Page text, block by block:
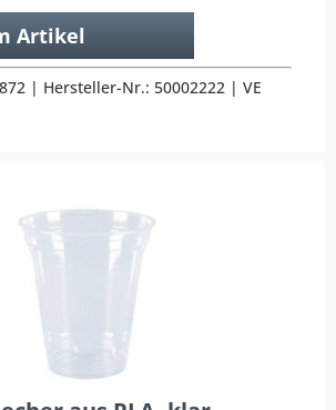
Artikel
| Hersteller-Nr.: 50002222 | VE